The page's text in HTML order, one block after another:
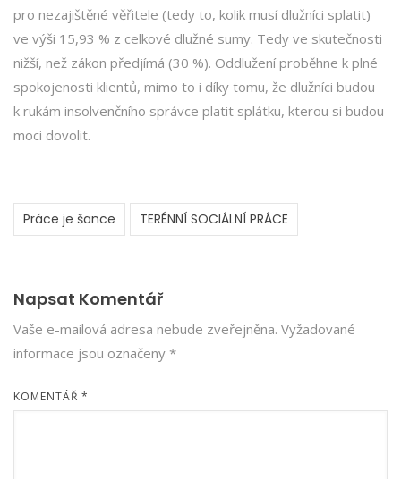
pro nezajištěné věřitele (tedy to, kolik musí dlužníci splatit)
ve výši 15,93 % z celkové dlužné sumy. Tedy ve skutečnosti
nižší, než zákon předjímá (30 %). Oddlužení proběhne k plné
spokojenosti klientů, mimo to i díky tomu, že dlužníci budou
k rukám insolvenčního správce platit splátku, kterou si budou
moci dovolit.
Práce je šance TERÉNNÍ SOCIÁLNÍ PRÁCE
Napsat Komentář
Vaše e-mailová adresa nebude zveřejněna. Vyžadované
informace jsou označeny *
KOMENTÁŘ *